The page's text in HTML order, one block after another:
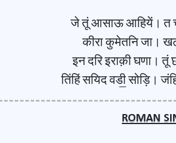
जे तूं आसाऊ आहियें। त
कीरा कुमेतनि जा।
इन दरि इराक़ी घणा। तूं
तिंहिं सयिद वडी॒ सोड़ि।
ROMAN